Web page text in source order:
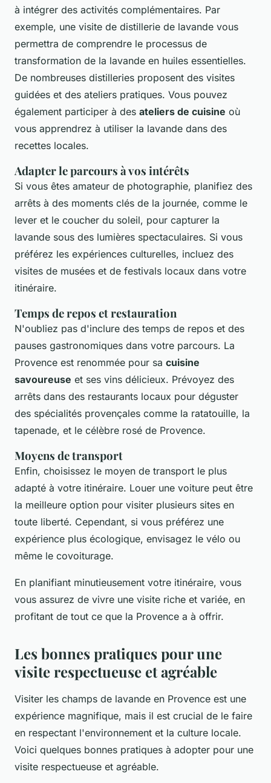
à intégrer des activités complémentaires. Par
exemple, une visite de distillerie de lavande vous
permettra de comprendre le processus de
transformation de la lavande en huiles essentielles.
De nombreuses distilleries proposent des visites
guidées et des ateliers pratiques. Vous pouvez
également participer à des ateliers de cuisine où
vous apprendrez à utiliser la lavande dans des
recettes locales.
Adapter le parcours à vos intérêts
Si vous êtes amateur de photographie, planifiez des
arrêts à des moments clés de la journée, comme le
lever et le coucher du soleil, pour capturer la
lavande sous des lumières spectaculaires. Si vous
préférez les expériences culturelles, incluez des
visites de musées et de festivals locaux dans votre
itinéraire.
Temps de repos et restauration
N'oubliez pas d'inclure des temps de repos et des
pauses gastronomiques dans votre parcours. La
Provence est renommée pour sa cuisine
savoureuse et ses vins délicieux. Prévoyez des
arrêts dans des restaurants locaux pour déguster
des spécialités provençales comme la ratatouille, la
tapenade, et le célèbre rosé de Provence.
Moyens de transport
Enfin, choisissez le moyen de transport le plus
adapté à votre itinéraire. Louer une voiture peut être
la meilleure option pour visiter plusieurs sites en
toute liberté. Cependant, si vous préférez une
expérience plus écologique, envisagez le vélo ou
même le covoiturage.
En planifiant minutieusement votre itinéraire, vous
vous assurez de vivre une visite riche et variée, en
profitant de tout ce que la Provence a à offrir.
Les bonnes pratiques pour une
visite respectueuse et agréable
Visiter les champs de lavande en Provence est une
expérience magnifique, mais il est crucial de le faire
en respectant l'environnement et la culture locale.
Voici quelques bonnes pratiques à adopter pour une
visite respectueuse et agréable.